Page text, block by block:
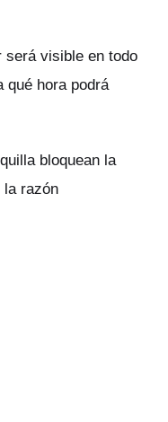
será visible en todo
qué hora podrá
bloquean la
la razón